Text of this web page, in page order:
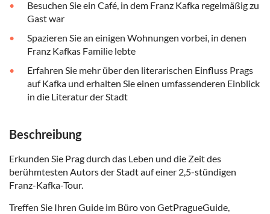
Besuchen Sie ein Café, in dem Franz Kafka regelmäßig zu
Gast war
Spazieren Sie an einigen Wohnungen vorbei, in denen
Franz Kafkas Familie lebte
Erfahren Sie mehr über den literarischen Einfluss Prags
auf Kafka und erhalten Sie einen umfassenderen Einblick
in die Literatur der Stadt
Beschreibung
Erkunden Sie Prag durch das Leben und die Zeit des
berühmtesten Autors der Stadt auf einer 2,5-stündigen
Franz-Kafka-Tour.
Treffen Sie Ihren Guide im Büro von GetPragueGuide,